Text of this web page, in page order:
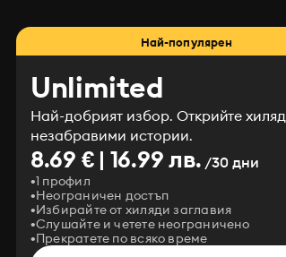
Най-популярен
Unlimited
Най-добрият избор. Открийте
незабравими истории.
8.69 € | 16.99 лв. /30 дни
1 профил
Неограничен достъп
Избирайте от хиляди заглавия
Слушайте и четете неограничено
Прекратете по всяко време